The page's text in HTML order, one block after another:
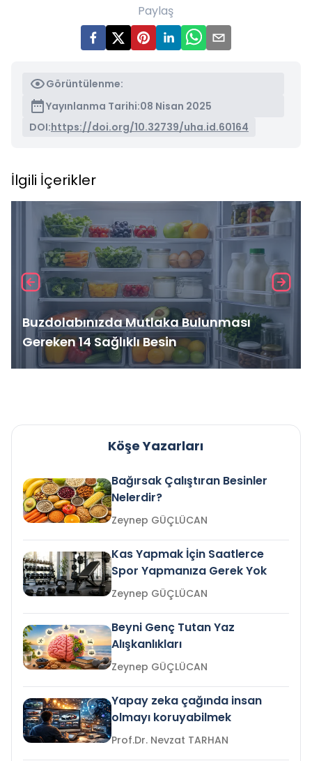
Paylaş
Görüntülenme:
Yayınlanma Tarihi:08 Nisan 2025
DOI:https://doi.org/10.32739/uha.id.60164
İlgili İçerikler
Buzdolabınızda Mutlaka Bulunması
Gereken 14 Sağlıklı Besin
Köşe Yazarları
Bağırsak Çalıştıran Besinler
Nelerdir?
Zeynep GÜÇLÜCAN
Kas Yapmak İçin Saatlerce
Spor Yapmanıza Gerek Yok
Zeynep GÜÇLÜCAN
Beyni Genç Tutan Yaz
Alışkanlıkları
Zeynep GÜÇLÜCAN
Yapay zeka çağında insan
olmayı koruyabilmek
Prof.Dr. Nevzat TARHAN